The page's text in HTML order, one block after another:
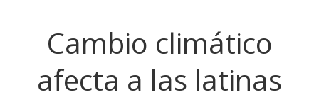
Cambio climático
afecta a las latinas